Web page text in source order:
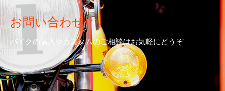
お問い合わせ
バイクの購入やカスタムのご相談はお気軽にどうぞ